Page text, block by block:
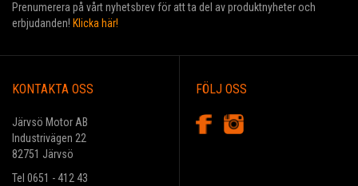
Prenumerera på vårt nyhetsbrev för att ta del av produktnyheter och
erbjudanden! Klicka här!
KONTAKTA OSS
Järvsö Motor AB
Industrivägen 22
82751 Järvsö
Tel 0651 - 412 43
FÖLJ OSS